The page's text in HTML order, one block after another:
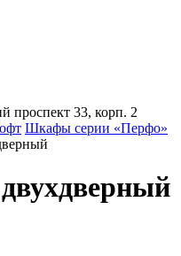
проспект 33, корп. 2
Шкафы серии «Перфо»